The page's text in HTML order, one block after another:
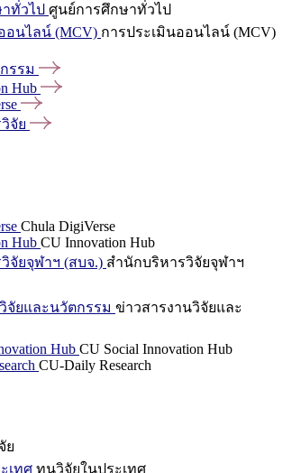
ทั่วไป ศูนย์การศึกษาทั่วไป
อนไลน์ (MCV) การประเมินออนไลน์ (MCV)
รรม
Hub
จัย
Chula DigiVerse
Hub CU Innovation Hub
จัยจุฬาฯ (สบจ.) สำนักบริหารวิจัยจุฬาฯ
จัยและนวัตกรรม ข่าวสารงานวิจัยและ
Hub CU Social Innovation Hub
CU-Daily Research
ย
เทศ ทุนวิจัยในประเทศ